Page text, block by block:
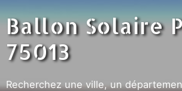
Ballon Solaire
75013
Recherchez une ville, un